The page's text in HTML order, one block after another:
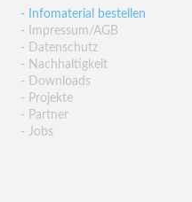
- Infomaterial bestellen
- Impressum/AGB
- Datenschutz
- Nachhaltigkeit
- Downloads
- Projekte
- Partner
- Jobs